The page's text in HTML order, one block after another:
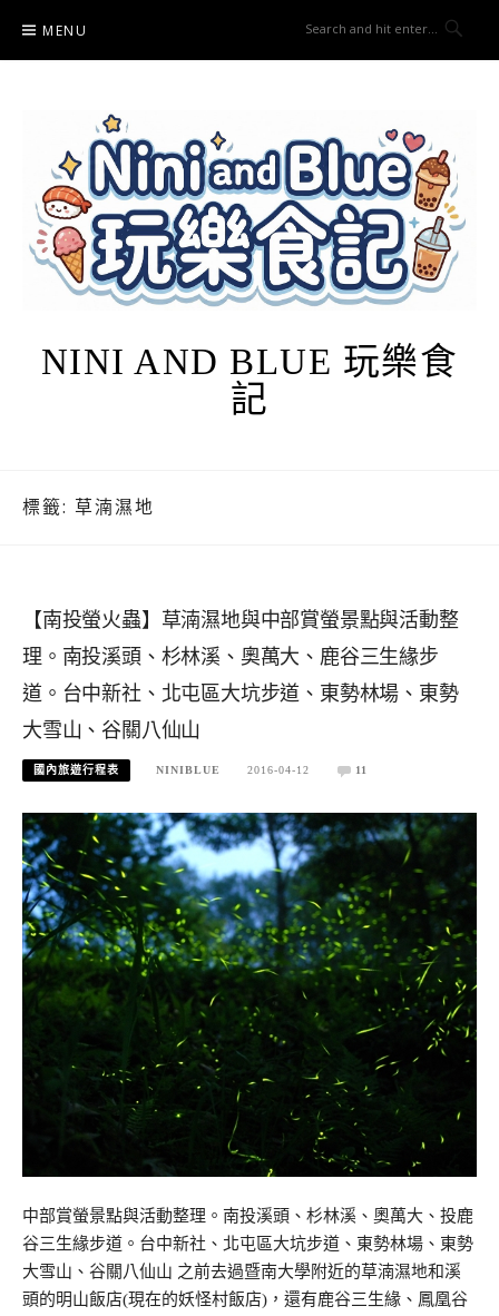
content
MENU
NINI AND BLUE 玩樂食
記
標籤: 草湳濕地
【南投螢火蟲】草湳濕地與中部賞螢景點與活動整
理。南投溪頭、杉林溪、奧萬大、鹿谷三生緣步
道。台中新社、北屯區大坑步道、東勢林場、東勢
大雪山、谷關八仙山
國內旅遊行程表 NINIBLUE 2016-04-12 11
中部賞螢景點與活動整理。南投溪頭、杉林溪、奧萬大、投鹿
谷三生緣步道。台中新社、北屯區大坑步道、東勢林場、東勢
大雪山、谷關八仙山 之前去過暨南大學附近的草湳濕地和溪
頭的明山飯店(現在的妖怪村飯店)，還有鹿谷三生緣、鳳凰谷